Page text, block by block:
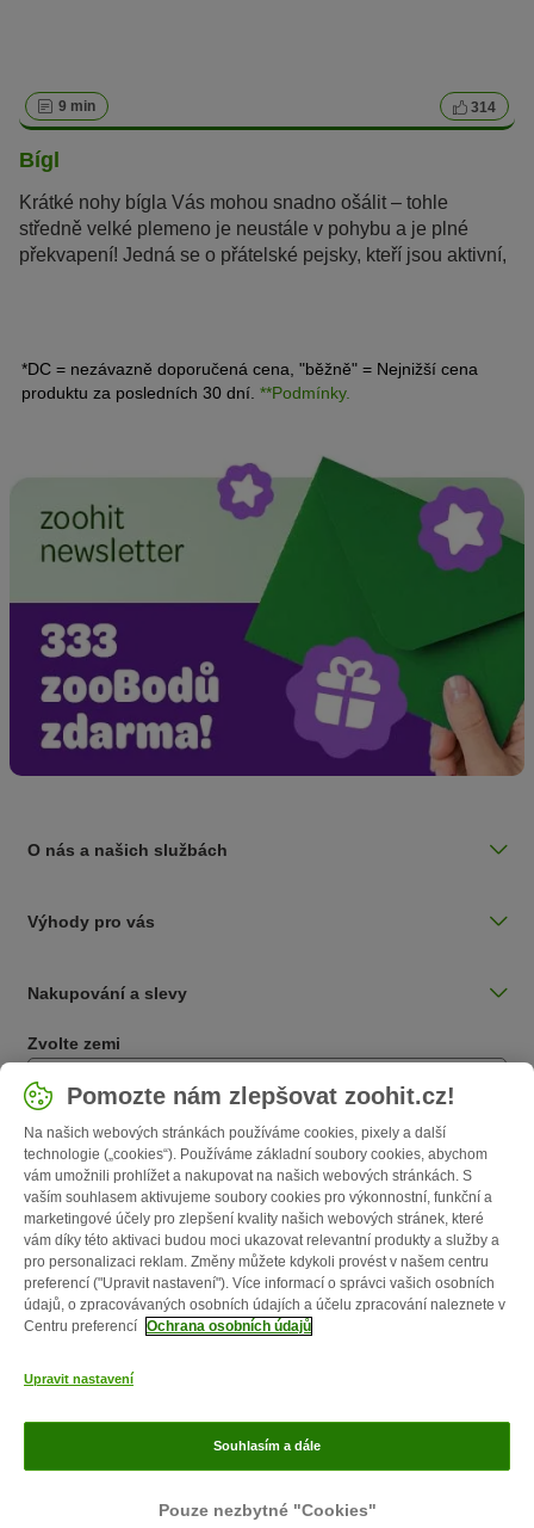
9 min 314
Bígl
Krátké nohy bígla Vás mohou snadno ošálit – tohle
středně velké plemeno je neustále v pohybu a je plné
překvapení! Jedná se o přátelské pejsky, kteří jsou aktivní,
*DC = nezávazně doporučená cena, "běžně" = Nejnižší cena
produktu za posledních 30 dní. **Podmínky.
O nás a našich službách
Výhody pro vás
Nakupování a slevy
Zvolte zemi
Česká / CZ
Follow zooplus
O nás Kariéra
Poštovné a dodací termín
Způsoby platby Affiliate program
Ochrana
Pomozte nám zlepšovat zoohit.cz!
Na našich webových stránkách používáme cookies, pixely a další
technologie („cookies“). Používáme základní soubory cookies, abychom
vám umožnili prohlížet a nakupovat na našich webových stránkách. S
vaším souhlasem aktivujeme soubory cookies pro výkonnostní, funkční a
marketingové účely pro zlepšení kvality našich webových stránek, které
vám díky této aktivaci budou moci ukazovat relevantní produkty a služby a
pro personalizaci reklam. Změny můžete kdykoli provést v našem centru
preferencí ("Upravit nastavení"). Více informací o správci vašich osobních
údajů, o zpracovávaných osobních údajích a účelu zpracování naleznete v
Centru preferencí Ochrana osobních údajů
Upravit nastavení
Pouze nezbytné "Cookies"
Souhlasím a dále